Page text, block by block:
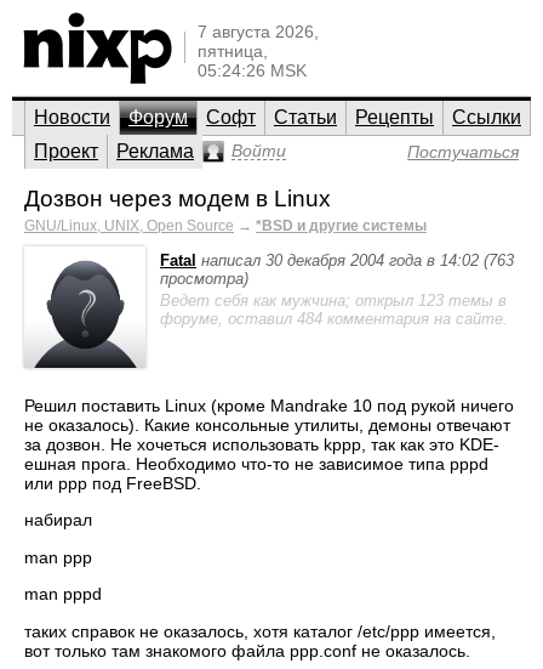
7 августа 2026,
пятница,
05:24:26 MSK
Новости Форум Софт Статьи Рецепты
Ссылки
Проект
Реклама Войти Постучаться
Дозвон через модем в Linux
GNU/Linux, UNIX, Open Source → *BSD и другие системы
Fatal написал 30 декабря 2004 года в 14:02 (763
просмотра)
Ведет себя как мужчина; открыл 123 темы в
форуме, оставил 484 комментария на сайте.
Решил поставить Linux (кроме Mandrake 10 под рукой ничего
не оказалось). Какие консольные утилиты, демоны отвечают
за дозвон. Не хочеться использовать kppp, так как это KDE-
ешная прога. Необходимо что-то не зависимое типа pppd
или ppp под FreeBSD.
набирал
man ppp
man pppd
таких справок не оказалось, хотя каталог /etc/ppp имеется,
вот только там знакомого файла ppp.conf не оказалось.